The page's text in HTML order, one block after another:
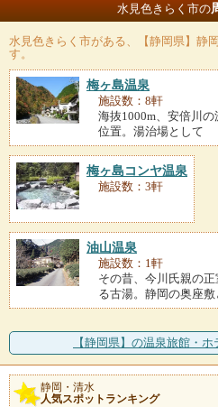
水見色きらく市の
水見色きらく市がある、【静岡県】静
す。
梅ヶ島温泉
施設数：8軒
海抜1000m、安倍川
位置。湯治場として
梅ヶ島コンヤ温泉
施設数：3軒
油山温泉
施設数：1軒
その昔、今川氏親の
る古湯。静岡の奥座敷
【静岡県】の温泉旅館・
静岡・清水
人気スポットランキング